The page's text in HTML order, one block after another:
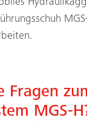
Fragen
MGS-